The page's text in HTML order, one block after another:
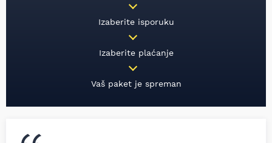
Izaberite isporuku
Izaberite plaćanje
Vaš paket je spreman